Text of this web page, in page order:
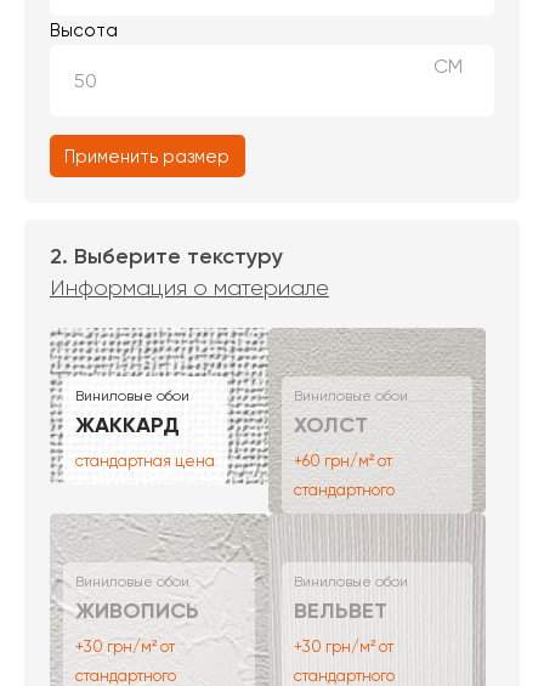
Высота
СМ
Применить размер
2. Выберите текстуру
Информация о материале
Виниловые обои
ЖАККАРД
стандартная цена
Виниловые обои
ХОЛСТ
+60 грн/м² от
стандартного
Виниловые обои
ЖИВОПИСЬ
+30 грн/м² от
стандартного
Виниловые обои
ВЕЛЬВЕТ
+30 грн/м² от
стандартного